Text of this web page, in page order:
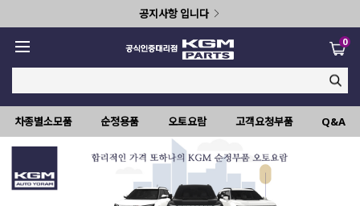
공지사항 입니다
0
차종별소모품 순정용품 오토요람 고객요청부품 Q&A